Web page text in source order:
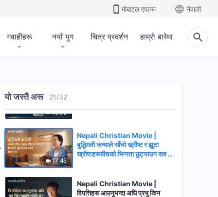
मोबाइल एपहरू नेपाली
गवाहीहरू नयाँ युग चित्र प्रदर्शन हाम्रो बारेमा
यो जस्तै अरू 21/32
गरिएका हुन्? (विशेष दृश्य)
Nepali Christian Movie |
15:15
Nepali Christian Movie |
17:45
Nepali Christian Movie |
बुद्धिमती कन्याले साँचो ख्रीष्ट र झूटा
ख्रीष्टहरूबीचको भिन्‍नता छुट्याउन सक्छे
Nepali Christian Movie |
विपत्तिहरू आउनुभन्दा अघि प्रभु किन